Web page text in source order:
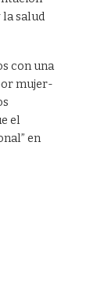
la salud
con una
mujer-
el
en